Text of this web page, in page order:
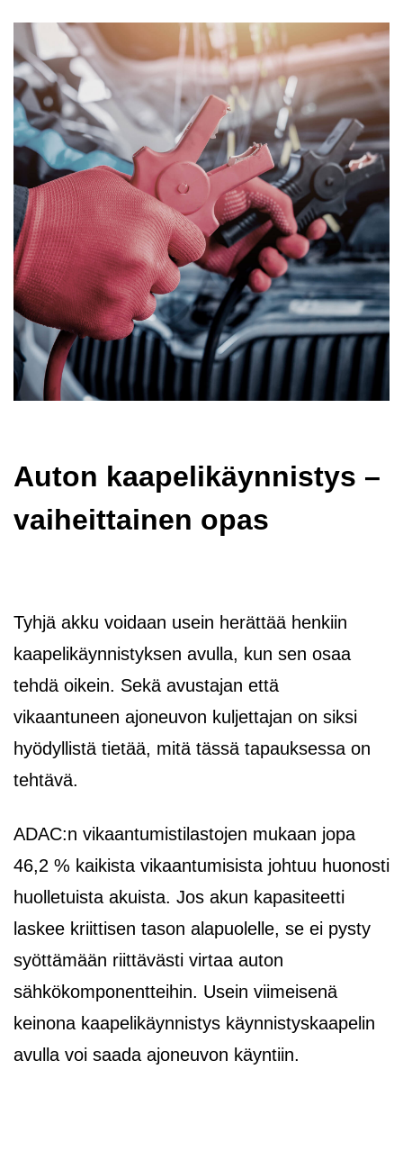
Auton kaapelikäynnistys –
vaiheittainen opas
Tyhjä akku voidaan usein herättää henkiin
kaapelikäynnistyksen avulla, kun sen osaa
tehdä oikein. Sekä avustajan että
vikaantuneen ajoneuvon kuljettajan on siksi
hyödyllistä tietää, mitä tässä tapauksessa on
tehtävä.
ADAC:n vikaantumistilastojen mukaan jopa
46,2 % kaikista vikaantumisista johtuu huonosti
huolletuista akuista. Jos akun kapasiteetti
laskee kriittisen tason alapuolelle, se ei pysty
syöttämään riittävästi virtaa auton
sähkökomponentteihin. Usein viimeisenä
keinona kaapelikäynnistys käynnistyskaapelin
avulla voi saada ajoneuvon käyntiin.